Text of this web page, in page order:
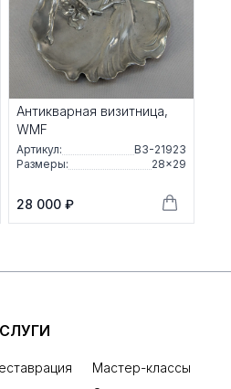
Антикварная визитница,
WMF
Артикул:
ВЗ-21923
Размеры:
28×29
28 000 ₽
Мастер-классы